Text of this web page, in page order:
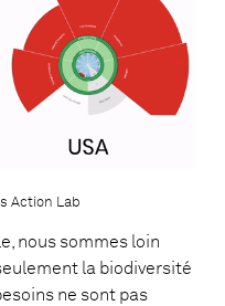
Action Lab
nous sommes loin
la biodiversité
ne sont pas